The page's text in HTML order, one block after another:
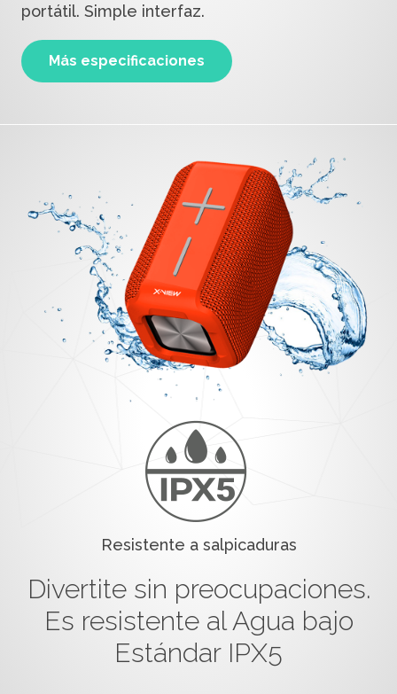
portátil. Simple interfaz.
Más especificaciones
Resistente a salpicaduras
Divertite sin preocupaciones.
Es resistente al Agua bajo
Estándar IPX5